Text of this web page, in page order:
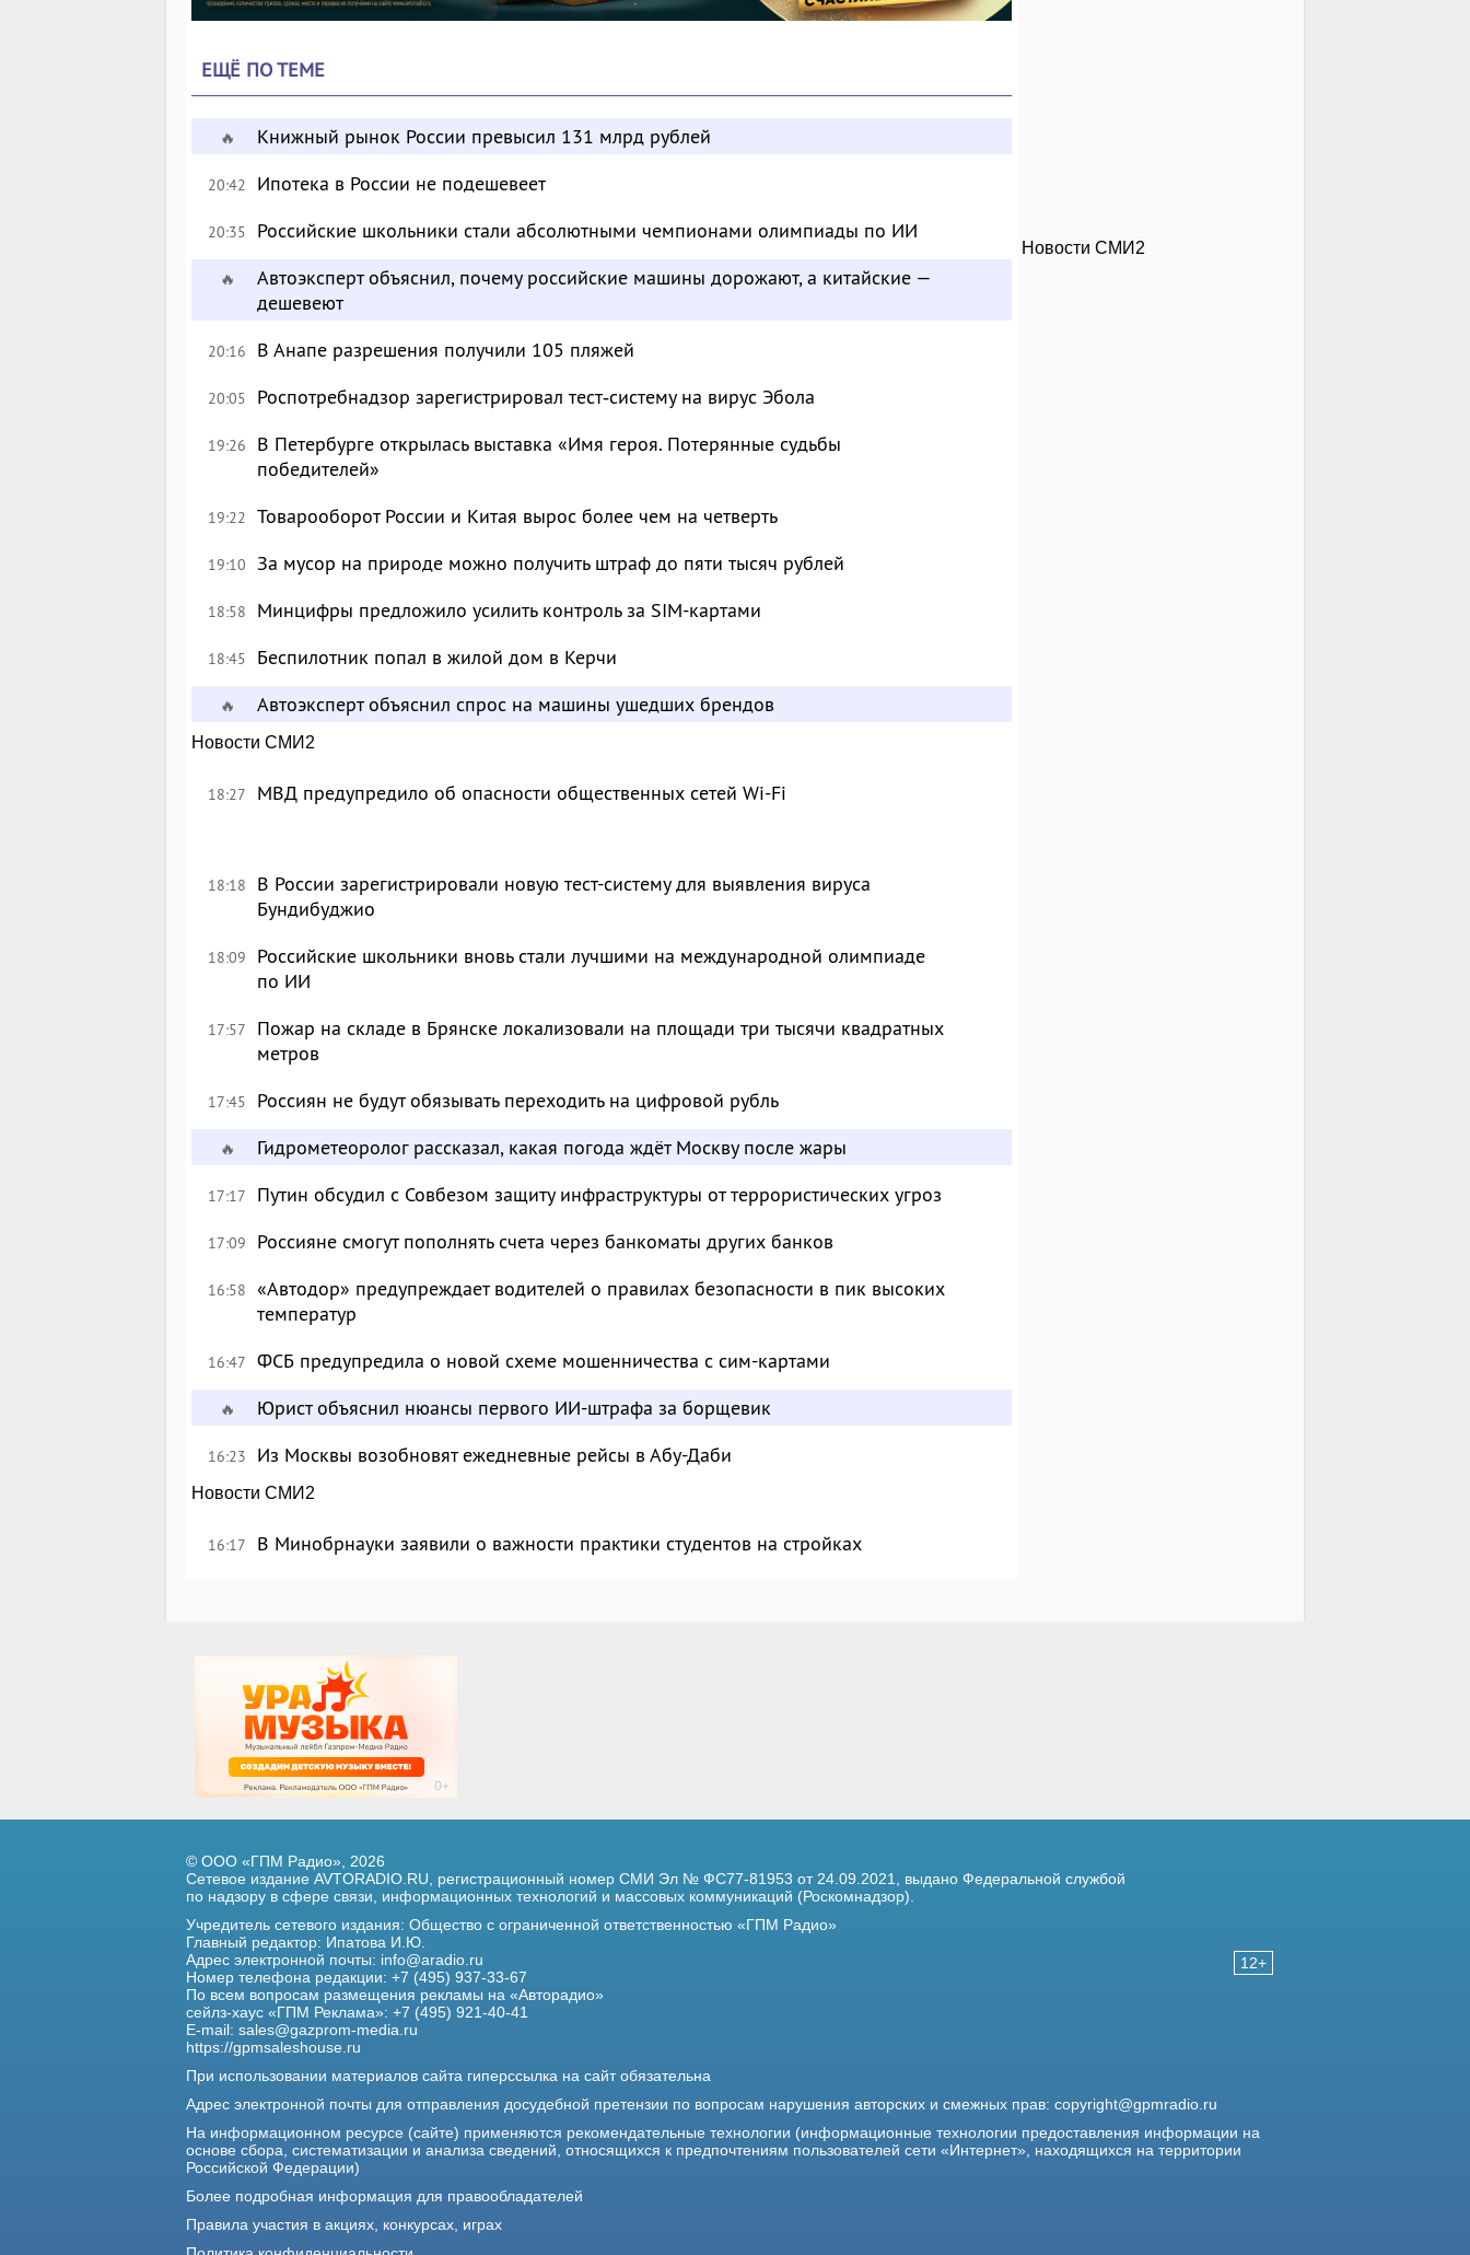
ЕЩЁ ПО ТЕМЕ
🔥 Книжный рынок России превысил 131 млрд рублей
20:42 Ипотека в России не подешевеет
20:35 Российские школьники стали абсолютными чемпионами олимпиады по ИИ
🔥
Автоэксперт объяснил, почему российские машины дорожают, а китайские —
дешевеют
20:16 В Анапе разрешения получили 105 пляжей
20:05 Роспотребнадзор зарегистрировал тест‑систему на вирус Эбола
19:26
В Петербурге открылась выставка «Имя героя. Потерянные судьбы
победителей»
19:22 Товарооборот России и Китая вырос более чем на четверть
19:10 За мусор на природе можно получить штраф до пяти тысяч рублей
18:58 Минцифры предложило усилить контроль за SIM-картами
18:45 Беспилотник попал в жилой дом в Керчи
🔥 Автоэксперт объяснил спрос на машины ушедших брендов
Новости СМИ2
18:27 МВД предупредило об опасности общественных сетей Wi-Fi
18:18
В России зарегистрировали новую тест-систему для выявления вируса
Бундибуджио
18:09
Российские школьники вновь стали лучшими на международной олимпиаде
по ИИ
17:57
Пожар на складе в Брянске локализовали на площади три тысячи квадратных
метров
17:45 Россиян не будут обязывать переходить на цифровой рубль
🔥 Гидрометеоролог рассказал, какая погода ждёт Москву после жары
17:17 Путин обсудил с Совбезом защиту инфраструктуры от террористических угроз
17:09 Россияне смогут пополнять счета через банкоматы других банков
16:58 «Автодор» предупреждает водителей о правилах безопасности в пик высоких
температур
16:47 ФСБ предупредила о новой схеме мошенничества с сим-картами
🔥 Юрист объяснил нюансы первого ИИ-штрафа за борщевик
16:23 Из Москвы возобновят ежедневные рейсы в Абу-Даби
Новости СМИ2
16:17 В Минобрнауки заявили о важности практики студентов на стройках
Новости СМИ2
12+
© ООО «ГПМ Радио», 2026
Сетевое издание AVTORADIO.RU, регистрационный номер СМИ Эл № ФС77-81953 от 24.09.2021, выдано Федеральной службой
по надзору в сфере связи, информационных технологий и массовых коммуникаций (Роскомнадзор).
Учредитель сетевого издания: Общество с ограниченной ответственностью «ГПМ Радио»
Главный редактор: Ипатова И.Ю.
Адрес электронной почты: info@aradio.ru
Номер телефона редакции: +7 (495) 937-33-67
По всем вопросам размещения рекламы на «Авторадио»
сейлз-хаус «ГПМ Реклама»: +7 (495) 921-40-41
E-mail: sales@gazprom-media.ru
https://gpmsaleshouse.ru
При использовании материалов сайта гиперссылка на сайт обязательна
Адрес электронной почты для отправления досудебной претензии по вопросам нарушения авторских и смежных прав: copyright@gpmradio.ru
На информационном ресурсе (сайте) применяются рекомендательные технологии (информационные технологии предоставления информации на
основе сбора, систематизации и анализа сведений, относящихся к предпочтениям пользователей сети «Интернет», находящихся на территории
Российской Федерации)
Более подробная информация для правообладателей
Правила участия в акциях, конкурсах, играх